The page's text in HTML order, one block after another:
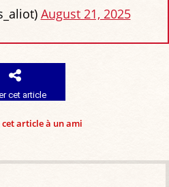
August 21, 2025
cet article
article à un ami